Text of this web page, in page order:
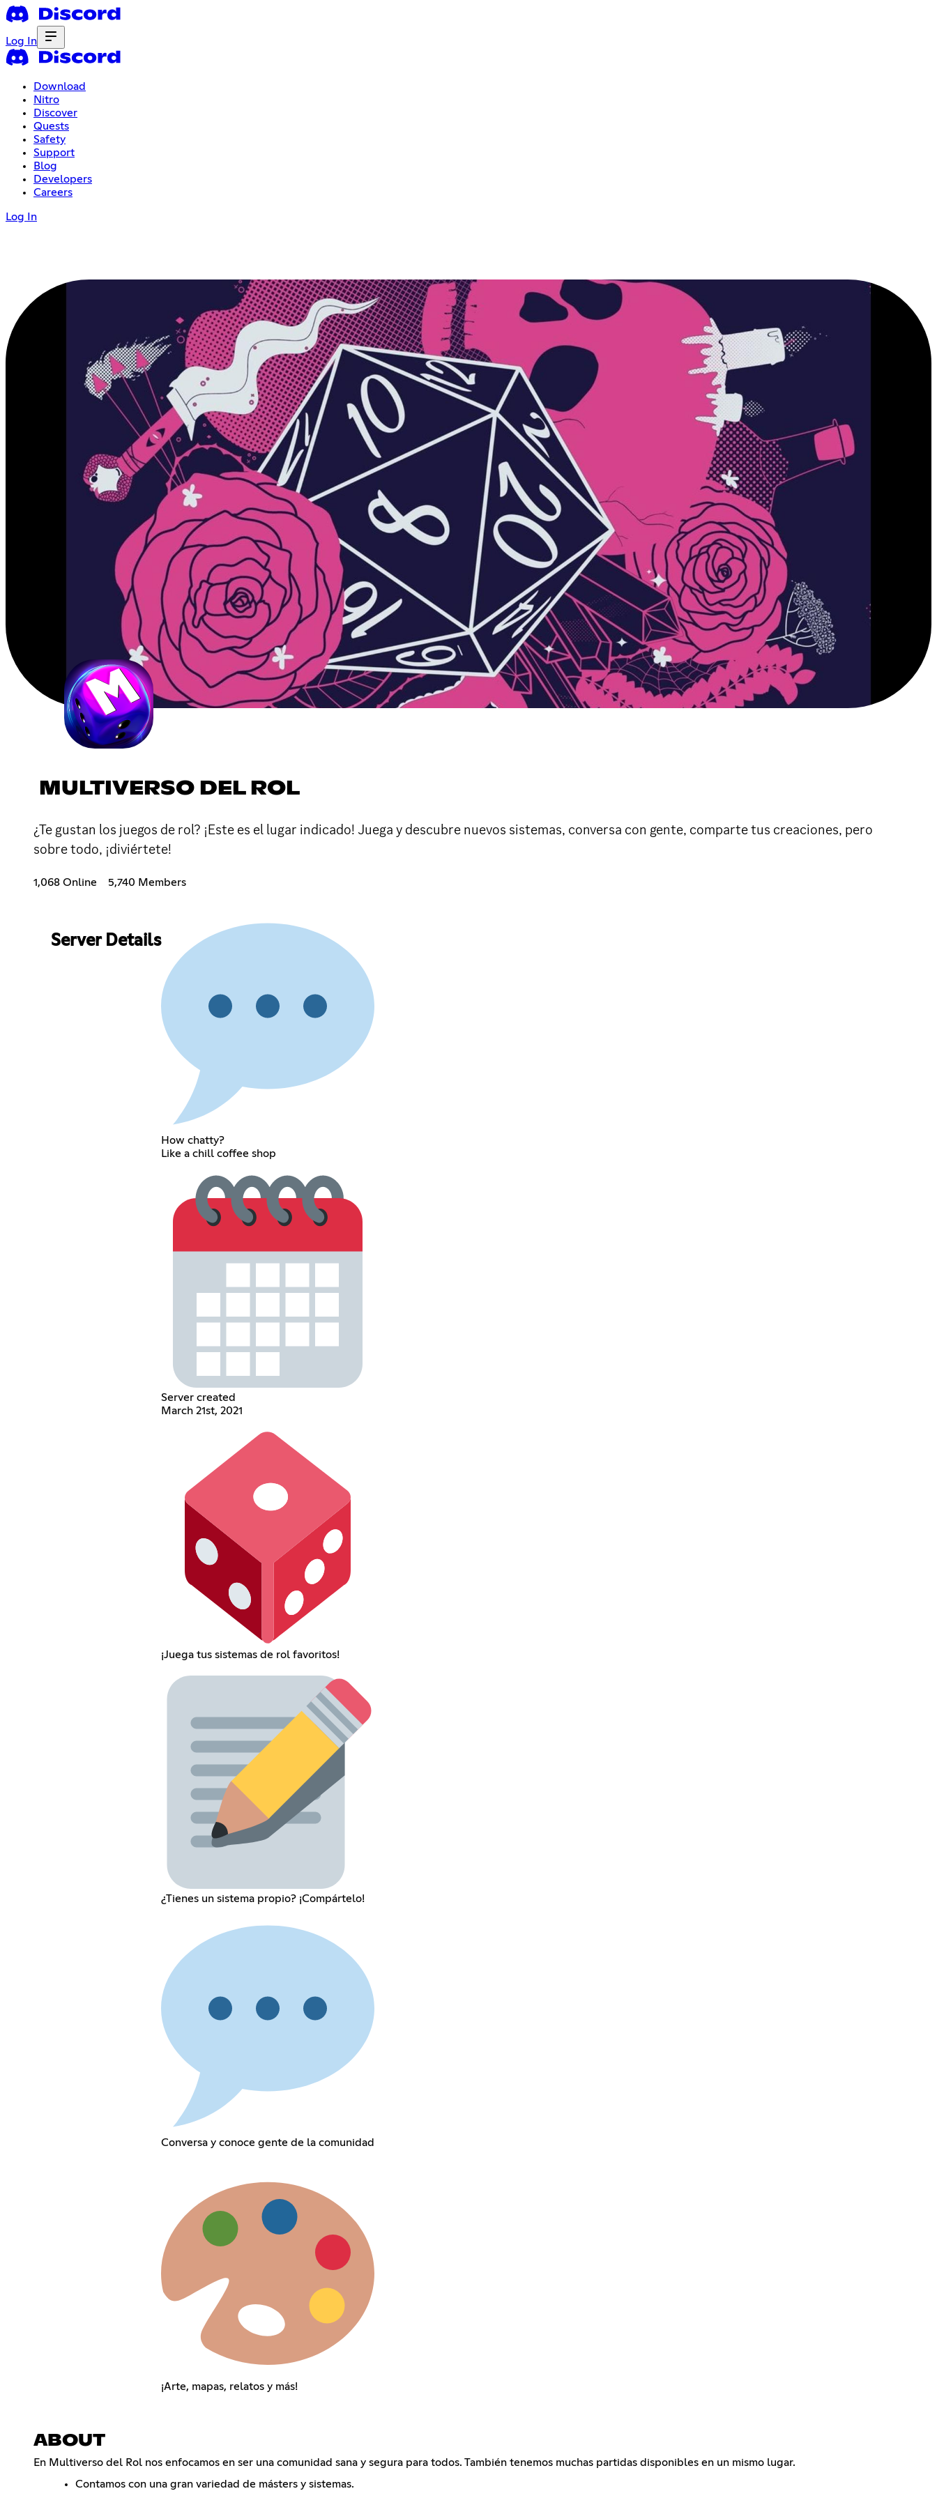
Log In
Download
Nitro
Discover
Quests
Safety
Support
Blog
Developers
Careers
Log In
MULTIVERSO DEL ROL
¿Te gustan los juegos de rol? ¡Este es el lugar indicado! Juega y descubre nuevos sistemas, conversa con gente, comparte tus creaciones, pero
sobre todo, ¡diviértete!
1,068 Online 5,740 Members
Server Details
How chatty?
Like a chill coffee shop
Server created
March 21st, 2021
¡Juega tus sistemas de rol favoritos!
¿Tienes un sistema propio? ¡Compártelo!
Conversa y conoce gente de la comunidad
¡Arte, mapas, relatos y más!
ABOUT
En Multiverso del Rol nos enfocamos en ser una comunidad sana y segura para todos. También tenemos muchas partidas disponibles en un mismo lugar.
Contamos con una gran variedad de másters y sistemas.